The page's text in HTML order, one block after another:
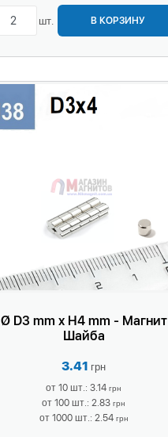
шт. В КОРЗИНУ
Ø D3 mm x H4 mm - Магнит
Шайба
3.41 грн
от 10 шт.: 3.14 грн
от 100 шт.: 2.83 грн
от 1000 шт.: 2.54 грн